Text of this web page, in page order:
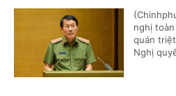
nghị
quán
Nghị